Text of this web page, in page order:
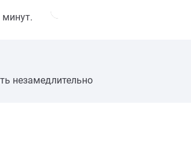
минут.
незамедлительно